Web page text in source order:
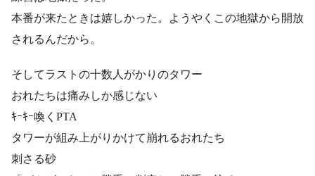
本番が来たときは嬉しかった。ようやくこの地獄から開放
されるんだから。
そしてラストの十数人がかりのタワー
おれたちは痛みしか感じない
ｷｰｷｰ喚くPTA
タワーが組み上がりかけて崩れるおれたち
刺さる砂